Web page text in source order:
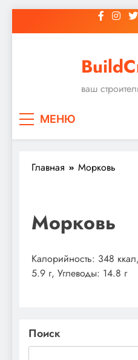
к
ваш
МЕНЮ
Главная Морковь
Морковь
Калорийность: 348
5.9 г, Углеводы: 14.8 г
Поиск